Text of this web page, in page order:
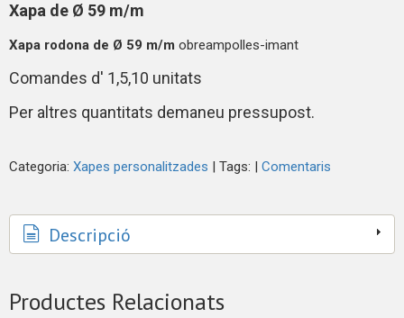
Xapa de Ø 59 m/m
Xapa rodona de Ø 59 m/m obreampolles-imant
Comandes d' 1,5,10 unitats
Per altres quantitats demaneu pressupost.
Categoria: Xapes personalitzades | Tags: | Comentaris
Descripció
Productes Relacionats